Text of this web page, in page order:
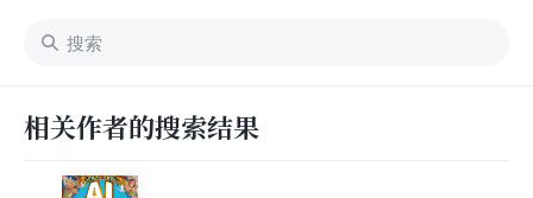
相关作者的搜索结果